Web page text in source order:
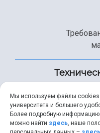
+7
Мы используем файлы cookies
университета и большего
Более подробную
можно найти здесь, наше